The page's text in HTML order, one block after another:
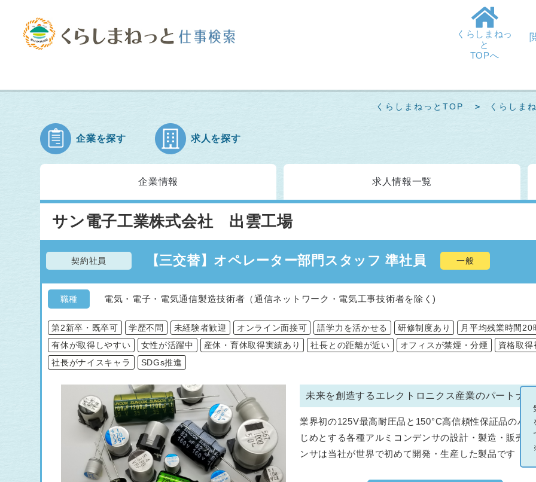
くらしまねっ
と
TOPへ
くらしまねっとTOP くらしま
企業を探す 求人を探す
企業情報 求人情報一覧
サン電子工業株式会社 出雲工場
契約社員 一般
【三交替】オペレーター部門スタッフ 準社員
職種 電気・電子・電気通信製造技術者（通信ネットワーク・電気工事技術者を除く)
第2新卒・既卒可 学歴不問 未経験者歓迎 オンライン面接可 語学力を活かせる 研修制度あり
月平均残業時間20
有休が取得しやすい
女性が活躍中 産休・育休取得実績あり 社長との距離が近い オフィスが禁煙・分煙
資格取得
社長がナイスキャラ
SDGs推進
未来を創造するエレクトロニクス産業のパートナー
業界初の125V最高耐圧品と150°C高信頼性保証品のハ
じめとする各種アルミコンデンサの設計・製造・販
ンサは当社が世界で初めて開発・生産した製品です